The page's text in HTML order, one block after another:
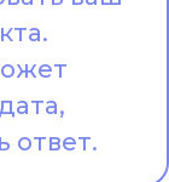
ответ.